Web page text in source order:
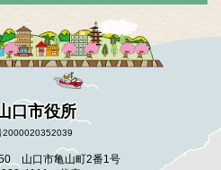
口市役所
2000020352039
山口市亀山町2番1号